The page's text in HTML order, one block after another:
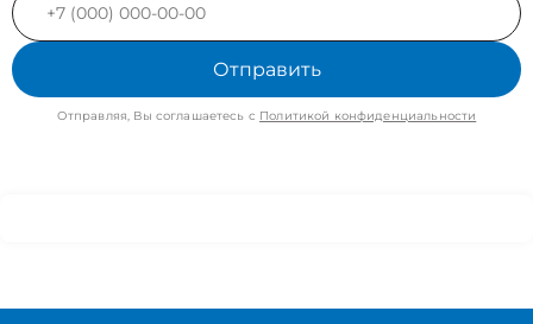
Отправить
Отправляя, Вы соглашаетесь с Политикой конфиденциальности